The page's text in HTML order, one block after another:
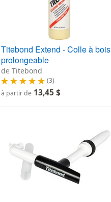
Titebond Extend - Colle à bois
prolongeable
de Titebond
(3)
à partir de 13,45 $